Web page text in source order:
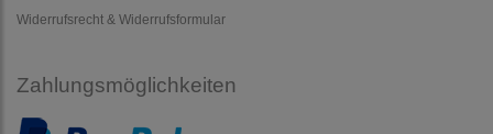
Widerrufsrecht & Widerrufsformular
Zahlungsmöglichkeiten